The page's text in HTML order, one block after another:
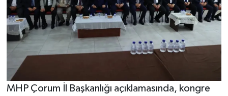
MHP Çorum İl Başkanlığı açıklamasında, kongre